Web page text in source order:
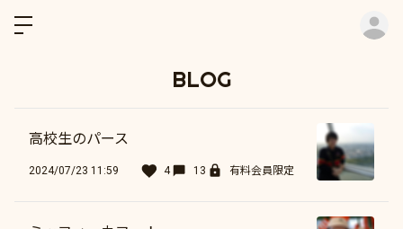
BLOG
高校生のパース
2024/07/23 11:59 4 13 有料会員限定